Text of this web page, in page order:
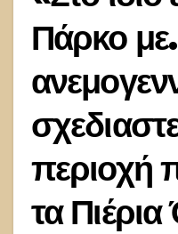
Πάρκο
περιοχή
τα